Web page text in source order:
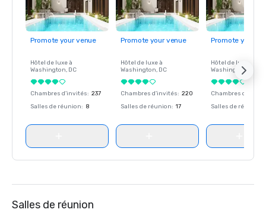
Promote your venue
Hôtel de luxe à
Washington, DC
Chambres d'invités: 237
Salles de réunion: 8
Promote your venue
Hôtel de luxe à
Washington, DC
Chambres d'invités: 220
Salles de réunion: 17
Promote your
Hôtel de luxe à
Washington
Chambres
Salles de réunion
Salles de réunion